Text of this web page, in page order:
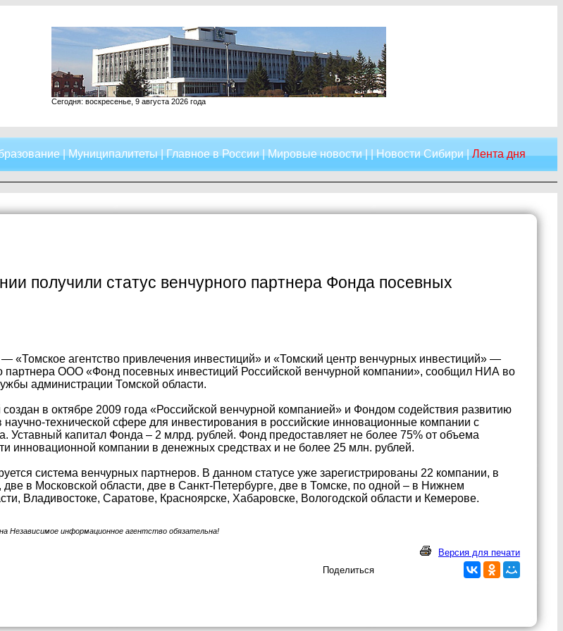
Сегодня: воскресенье, 9 августа 2026 года
|Муниципалитеты|Главное в России|Мировые новости| |Новости Сибири|Лента дня
получили статус венчурного партнера Фонда посевных
«Томское агентство привлечения инвестиций» и «Томский центр венчурных инвестиций» —
партнера ООО «Фонд посевных инвестиций Российской венчурной компании», сообщил НИА во
администрации Томской области.
в октябре 2009 года «Российской венчурной компанией» и Фондом содействия развитию
технической сфере для инвестирования в российские инновационные компании с
Уставный капитал Фонда – 2 млрд. рублей. Фонд предоставляет не более 75% от объема
инновационной компании в денежных средствах и не более 25 млн. рублей.
система венчурных партнеров. В данном статусе уже зарегистрированы 22 компании, в
в Московской области, две в Санкт-Петербурге, две в Томске, по одной – в Нижнем
Владивостоке, Саратове, Красноярске, Хабаровске, Вологодской области и Кемерове.
Независимое информационное агентство обязательна!
Версия для печати
Поделиться